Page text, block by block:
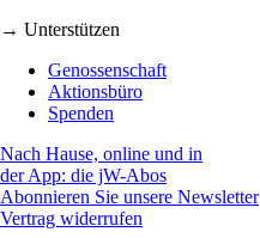
→ Unterstützen
Genossenschaft
Aktionsbüro
Spenden
Nach Hause, online und in
der App: die jW-Abos
Abonnieren Sie unsere Newsletter
Vertrag widerrufen